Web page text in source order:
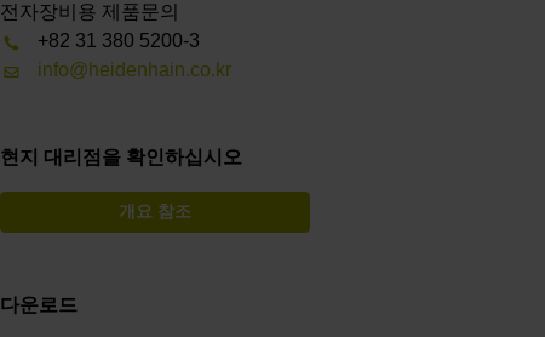
전자장비용 제품문의
+82 31 380 5200-3
info@heidenhain.co.kr
현지 대리점을 확인하십시오
개요 참조
다운로드